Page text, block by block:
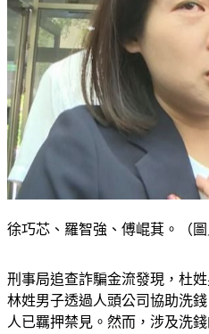
徐巧芯、羅智強、傅崐萁。（圖
刑事局追查詐騙金流發現，杜
林姓男子透過人頭公司協助洗
人已羈押禁見。然而，涉及洗